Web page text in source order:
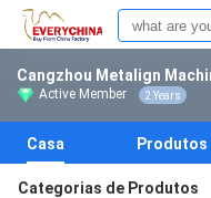
Cangzhou Metalign
Active Member 2 Years
Casa Produtos
Categorias de Produtos